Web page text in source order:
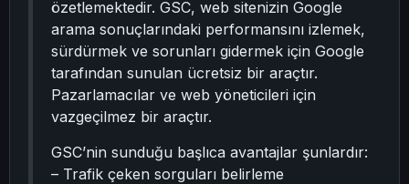
özetlemektedir. GSC, web sitenizin Google
arama sonuçlarındaki performansını izlemek,
sürdürmek ve sorunları gidermek için Google
tarafından sunulan ücretsiz bir araçtır.
Pazarlamacılar ve web yöneticileri için
vazgeçilmez bir araçtır.
GSC’nin sunduğu başlıca avantajlar şunlardır:
– Trafik çeken sorguları belirleme